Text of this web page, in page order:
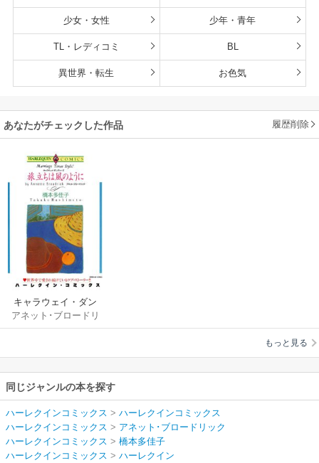
少女・女性 少年・青年
TL・レディコミ BL
異世界・転生 お色気
あなたがチェックした作品 履歴削除
キャラウェイ・ダン
ディーズ Ⅲ 旅立ちは
風のように
アネット･ブロードリ
ック/橋本多佳子
もっと見る
同じジャンルの本を探す
ハーレクインコミックス > ハーレクインコミックス
ハーレクインコミックス > アネット･ブロードリック
ハーレクインコミックス > 橋本多佳子
ハーレクインコミックス > ハーレクイン